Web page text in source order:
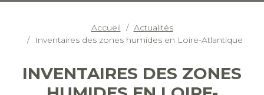
Accueil
Actualités
Inventaires des zones humides en Loire-Atlantique
INVENTAIRES DES ZONES